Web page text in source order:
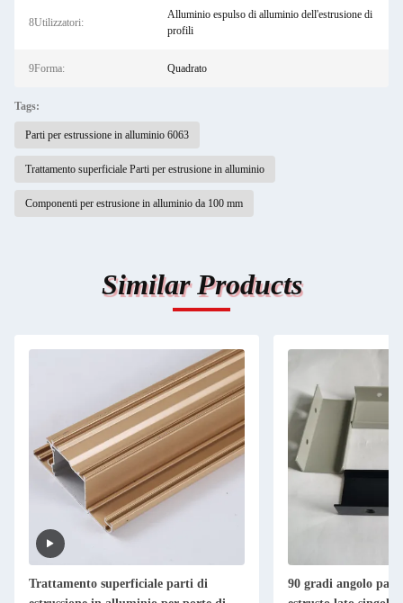
8Utilizzatori:
Alluminio espulso di alluminio dell'estrusione di
profili
9Forma: Quadrato
Tags:
Parti per estrussione in alluminio 6063
Trattamento superficiale Parti per estrusione in alluminio
Componenti per estrusione in alluminio da 100 mm
Similar Products
Trattamento superficiale parti di
90 gradi angolo